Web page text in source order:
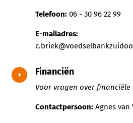
Telefoon: 06 - 30 96 22 99
E-mailadres:
E Financiën
Voor vragen over
Contactpersoon:Agnes van